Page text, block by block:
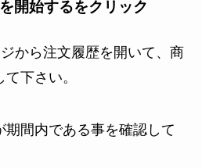
開始するをクリック
から注文履歴を開いて、商
下さい。
間内である事を確認して